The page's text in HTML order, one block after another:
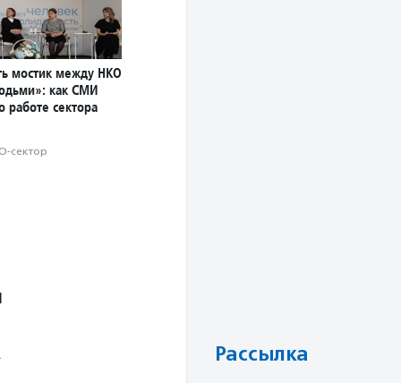
мостик между НКО
как СМИ
работе сектора
сектор
Рассылка